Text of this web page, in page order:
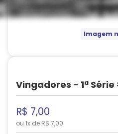
Imagem
Vingadores - 1ª
R$ 7,00
ou 1x de R$ 7,00